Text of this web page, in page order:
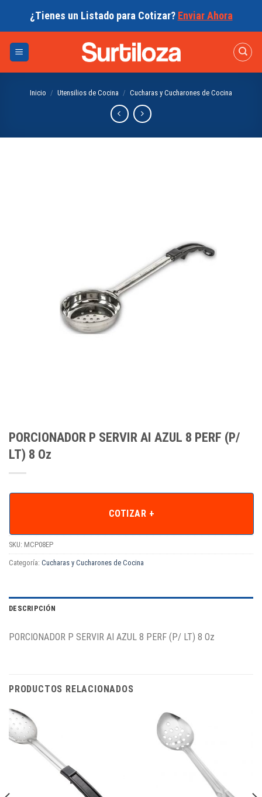
¿Tienes un Listado para Cotizar? Enviar Ahora
Inicio / Utensilios de Cocina / Cucharas y Cucharones de Cocina
PORCIONADOR P SERVIR AI AZUL 8 PERF (P/
LT) 8 Oz
COTIZAR +
SKU: MCP08EP
Categoría: Cucharas y Cucharones de Cocina
DESCRIPCIÓN
PORCIONADOR P SERVIR AI AZUL 8 PERF (P/ LT) 8 Oz
PRODUCTOS RELACIONADOS